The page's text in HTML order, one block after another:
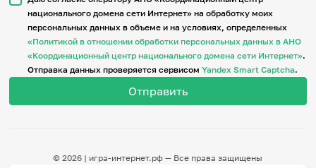
национального домена сети Интернет» на обработку моих
персональных данных в объеме и на условиях, определенных
«Политикой в отношении обработки персональных данных в АНО
«Координационный центр национального домена сети Интернет».
Отправка данных проверяется сервисомYandex Smart Captcha.
© 2026 | игра-интернет.рф — Все права защищены